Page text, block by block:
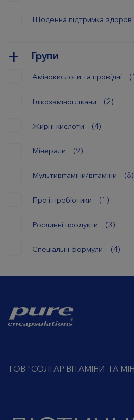
Щоденна підтримка
Групи
Амінокислоти та провідні
Глікозаміноглікани (2)
Жирні кислоти (4)
Мінерали (9)
Мультивітаміни/вітаміни (8)
Про і пребіотики (1)
Рослинні продукти (3)
Спеціальні формули (4)
ТОВ "СОЛГАР ВІТАМІНИ ТА